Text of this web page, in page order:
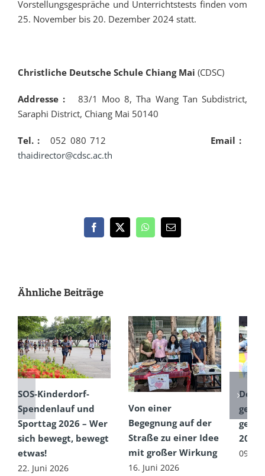
Vorstellungsgespräche und Unterrichtstests finden vom
25. November bis 20. Dezember 2024 statt.
Christliche Deutsche Schule Chiang Mai (CDSC)
Addresse : 83/1 Moo 8, Tha Wang Tan Subdistrict,
Saraphi District, Chiang Mai 50140
Tel. :052 080 712 Email :
thaidirector@cdsc.ac.th
Facebook
X WhatsApp
E-
Ähnliche Beiträge
SOS-Kinderdorf-
Spendenlauf und
Sporttag 2026 – Wer
sich bewegt, bewegt
etwas!
22. Juni 2026
Von einer
Begegnung auf der
Straße zu einer Idee
mit großer Wirkung
16. Juni 2026
Dem
2026
09.